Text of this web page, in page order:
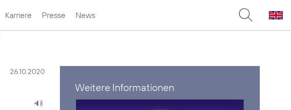
Karriere Presse News
26.10.2020
Weitere Informationen